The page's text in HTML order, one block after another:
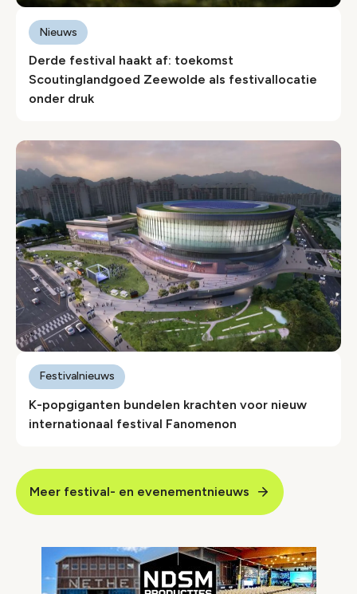
Derde festival haakt af: toekomst
Scoutinglandgoed Zeewolde als festivallocatie
onder druk
Nieuws
K-popgiganten bundelen krachten voor nieuw
internationaal festival Fanomenon
Festivalnieuws
Meer festival- en evenementnieuws